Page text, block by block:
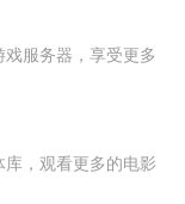
服务器，享受更多
，观看更多的电影